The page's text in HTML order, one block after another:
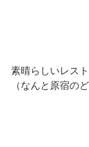
素晴らしいレス
（なんと原宿